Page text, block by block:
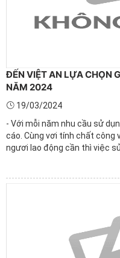
ĐẾN VIỆT AN LỰA CHỌN
NĂM 2024
19/03/2024
- Với mỗi năm nhu cầu sử
cáo. Cùng vơi tính chất công
ngươi lao động cần thì việc